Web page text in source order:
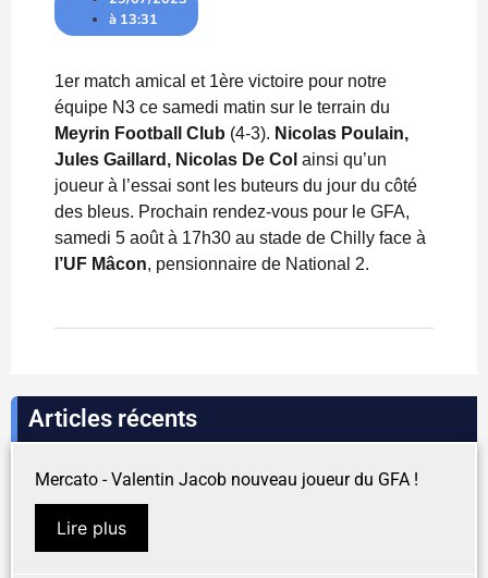
à 13:31
1er match amical et 1ère victoire pour notre
équipe N3 ce samedi matin sur le terrain du
Meyrin Football Club (4-3). Nicolas Poulain,
Jules Gaillard, Nicolas De Col ainsi qu’un
joueur à l’essai sont les buteurs du jour du côté
des bleus. Prochain rendez-vous pour le GFA,
samedi 5 août à 17h30 au stade de Chilly face à
l’UF Mâcon, pensionnaire de National 2.
Articles récents
Mercato - Valentin Jacob nouveau joueur du GFA !
Lire plus